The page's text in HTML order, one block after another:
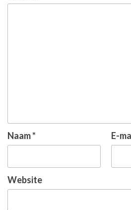
Naam* E-
Website